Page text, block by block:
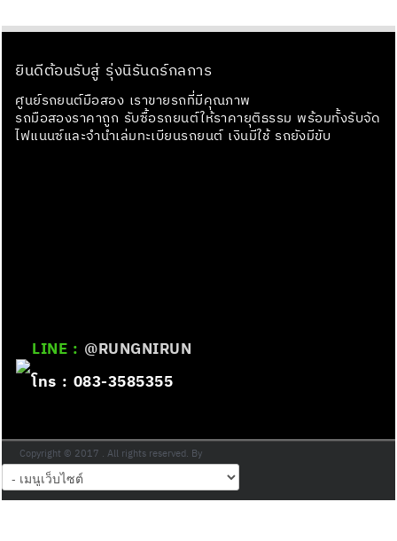
ยินดีต้อนรับสู่ รุ่งนิรันดร์กลการ
ศูนย์รถยนต์มือสอง เราขายรถที่มีคุณภาพ
รถมือสองราคาถูก รับซื้อรถยนต์ให้ราคายุติธรรม พร้อมทั้งรับจัด
ไฟแนนซ์และจำนำเล่มทะเบียนรถยนต์ เงินมีใช้ รถยังมีขับ
LINE : @RUNGNIRUN
โทร : 083-3585355
Copyright © 2017 . All rights reserved. By